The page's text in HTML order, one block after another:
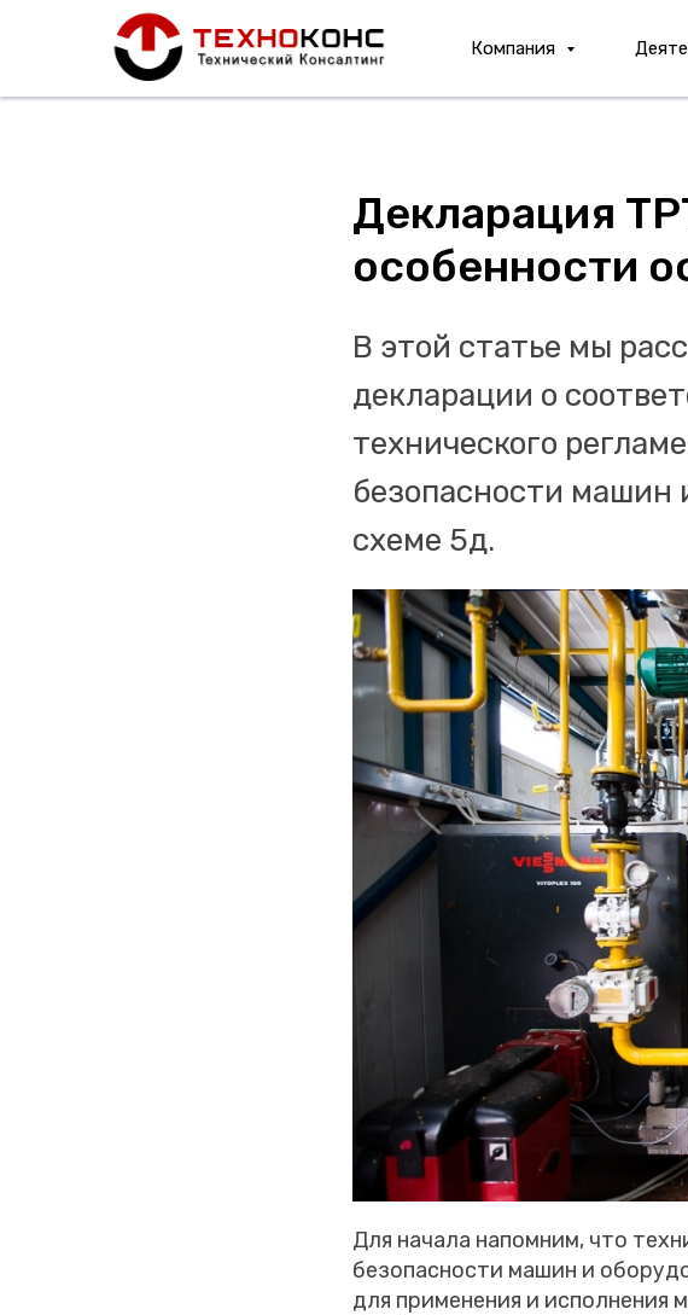
Компания
Декларация
особенности
В этой статье мы
декларации о
технического
безопасности машин
схеме 5д.
Для начала напомним, что
безопасности машин и
для применения и исполнения